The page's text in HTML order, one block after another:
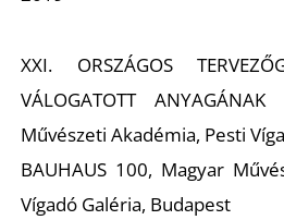
XXI. ORSZÁGOS
VÁLOGATOTT
Művészeti Akadémia, Pesti
BAUHAUS 100, Magyar
Vígadó Galéria, Budapest